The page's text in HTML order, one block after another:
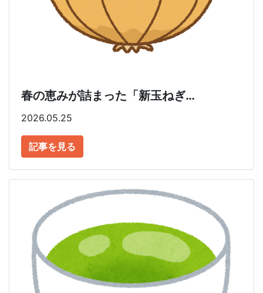
春の恵みが詰まった「新玉ねぎ…
2026.05.25
記事を見る